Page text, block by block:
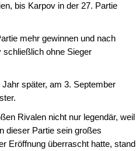
bis Karpov in der 27. Partie
mehr gewinnen und nach
schließlich ohne Sieger
später, am 3. September
Rivalen nicht nur legendär, weil
dieser Partie sein großes
Eröffnung überrascht hatte, stand